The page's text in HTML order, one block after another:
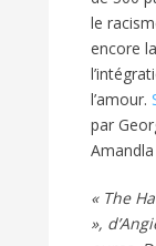
le
encore
l’amour.
par
« The
»,